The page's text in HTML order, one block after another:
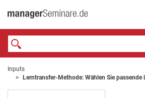
Inputs
Lerntransfer-Methode: Wählen Sie